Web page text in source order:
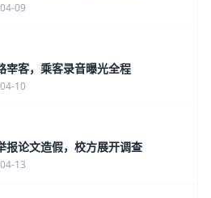
09
宰客，乘客录音曝光全程
10
报论文造假，校方展开调查
13